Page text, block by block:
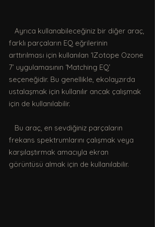
farklı parçaların EQ eğrilerinin
arttırılması için kullanılan ‘IZotope Ozone
7’ uygulamasının ‘Matching EQ’
seçeneğidir. Bu genellikle, ekolayzırda
ustalaşmak için kullanılır ancak çalışmak
için de kullanılabilir.
frekans spektrumlarını çalışmak veya
karşılaştırmak amacıyla ekran
görüntüsü almak için de kullanılabilir.